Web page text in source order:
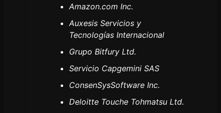
Amazon.com Inc.
Auxesis Servicios y
Tecnologías Internacional
Grupo Bitfury Ltd.
Servicio Capgemini SAS
ConsenSysSoftware Inc.
Deloitte Touche Tohmatsu Ltd.